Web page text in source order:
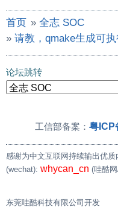
首页 » 全志 SOC
» 请教，qmake生成可
论坛跳转
工信部备案： 粤ICP
感谢为中文互联网持续输出优质
(wechat): whycan_cn (哇酷
东莞哇酷科技有限公司开发